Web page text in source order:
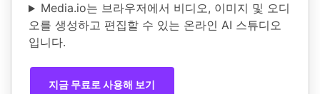
Media.io는 브라우저에서 비디오, 이미지 및 오디
오를 생성하고 편집할 수 있는 온라인 AI 스튜디오
입니다.
지금 무료로 사용해 보기